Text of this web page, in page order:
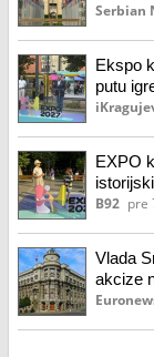
Serbian
Ekspo
putu
EXPO
B92 pre
Vlada
akcize